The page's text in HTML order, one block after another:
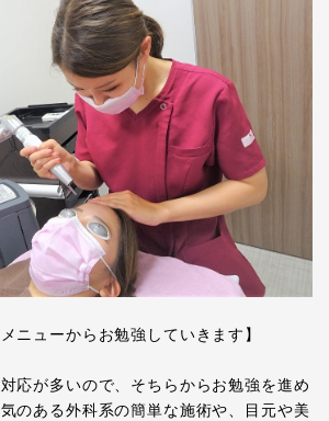
ニューからお勉強していきます】
応が多いので、そちらからお勉強を進め
のある外科系の簡単な施術や、目元や美